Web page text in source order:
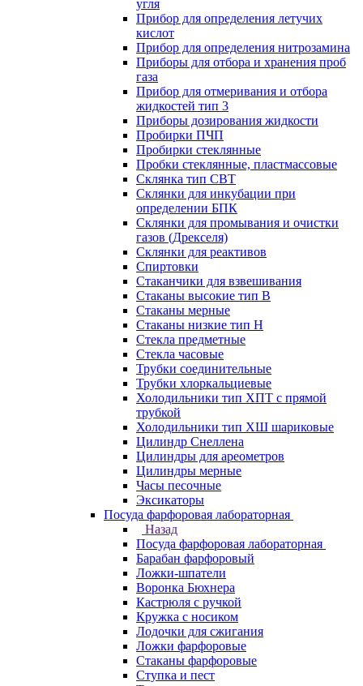
угля
Прибор для определения летучих
кислот
Прибор для определения нитрозамина
Приборы для отбора и хранения проб
газа
Прибор для отмеривания и отбора
жидкостей тип 3
Приборы дозирования жидкости
Пробирки ПЧП
Пробирки стеклянные
Пробки стеклянные, пластмассовые
Склянка тип СВТ
Склянки для инкубации при
определении БПК
Склянки для промывания и очистки
газов (Дрекселя)
Склянки для реактивов
Спиртовки
Стаканчики для взвешивания
Стаканы высокие тип В
Стаканы мерные
Стаканы низкие тип Н
Стекла предметные
Стекла часовые
Трубки соединительные
Трубки хлоркальциевые
Холодильники тип ХПТ с прямой
трубкой
Холодильники тип ХШ шариковые
Цилиндр Снеллена
Цилиндры для ареометров
Цилиндры мерные
Часы песочные
Эксикаторы
Посуда фарфоровая лабораторная
Назад
Посуда фарфоровая лабораторная
Барабан фарфоровый
Ложки-шпатели
Воронка Бюхнера
Кастрюля с ручкой
Кружка с носиком
Лодочки для сжигания
Ложки фарфоровые
Стаканы фарфоровые
Ступка и пест